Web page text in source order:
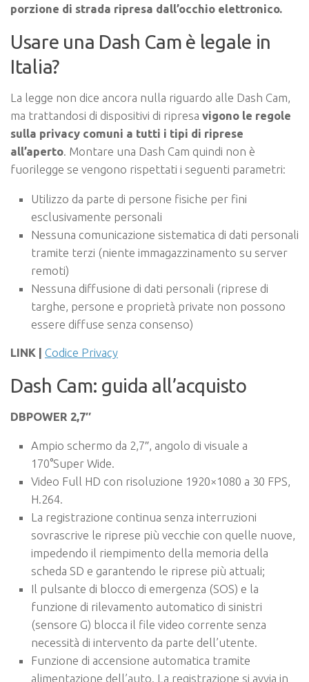
porzione di strada ripresa dall’occhio elettronico.
Usare una Dash Cam è legale in
Italia?
La legge non dice ancora nulla riguardo alle Dash Cam,
ma trattandosi di dispositivi di ripresa vigono le regole
sulla privacy comuni a tutti i tipi di riprese
all’aperto. Montare una Dash Cam quindi non è
fuorilegge se vengono rispettati i seguenti parametri:
Utilizzo da parte di persone fisiche per fini
esclusivamente personali
Nessuna comunicazione sistematica di dati personali
tramite terzi (niente immagazzinamento su server
remoti)
Nessuna diffusione di dati personali (riprese di
targhe, persone e proprietà private non possono
essere diffuse senza consenso)
LINK | Codice Privacy
Dash Cam: guida all’acquisto
DBPOWER 2,7″
Ampio schermo da 2,7″, angolo di visuale a
170°Super Wide.
Video Full HD con risoluzione 1920×1080 a 30 FPS,
H.264.
La registrazione continua senza interruzioni
sovrascrive le riprese più vecchie con quelle nuove,
impedendo il riempimento della memoria della
scheda SD e garantendo le riprese più attuali;
Il pulsante di blocco di emergenza (SOS) e la
funzione di rilevamento automatico di sinistri
(sensore G) blocca il file video corrente senza
necessità di intervento da parte dell’utente.
Funzione di accensione automatica tramite
alimentazione dell’auto. La registrazione si avvia in